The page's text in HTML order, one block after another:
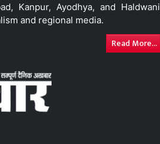
Kanpur, Ayodhya, and
and regional media.
Read More...